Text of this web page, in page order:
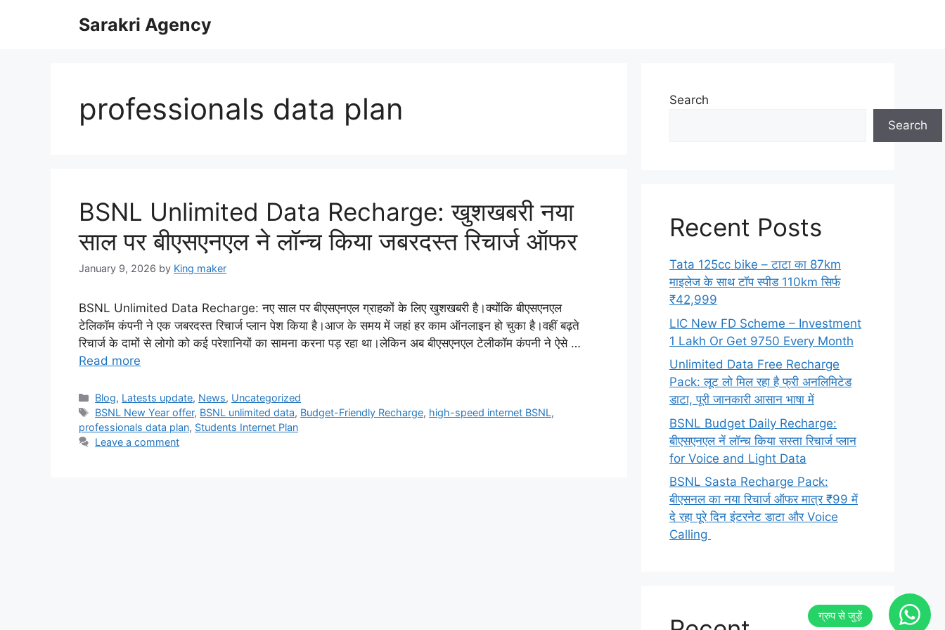
Sarakri Agency
professionals data plan
BSNL Unlimited Data Recharge: खुशखबरी नया
साल पर बीएसएनएल ने लॉन्च किया जबरदस्त रिचार्ज ऑफर
January 9, 2026 by King maker
BSNL Unlimited Data Recharge: नए साल पर बीएसएनएल ग्राहकों के लिए खुशखबरी है।क्योंकि बीएसएनएल
टेलिकॉम कंपनी ने एक जबरदस्त रिचार्ज प्लान पेश किया है।आज के समय में जहां हर काम ऑनलाइन हो चुका है।वहीं बढ़ते
रिचार्ज के दामों से लोगो को कई परेशानियों का सामना करना पड़ रहा था।लेकिन अब बीएसएनएल टेलीकॉम कंपनी ने ऐसे …
Read more
Categories
Blog, Latests update, News, Uncategorized
Tags
BSNL New Year offer, BSNL unlimited data, Budget-Friendly Recharge, high-speed internet BSNL,
professionals data plan, Students Internet Plan
Leave a comment
Search
Search
Recent Posts
Tata 125cc bike – टाटा का 87km
माइलेज के साथ टॉप स्पीड 110km सिर्फ
₹42,999
LIC New FD Scheme – Investment
1 Lakh Or Get 9750 Every Month
Unlimited Data Free Recharge
Pack: लूट लो मिल रहा है फ्री अनलिमिटेड
डाटा, पूरी जानकारी आसान भाषा में
BSNL Budget Daily Recharge:
बीएसएनएल नें लॉन्च किया सस्ता रिचार्ज प्लान
for Voice and Light Data
BSNL Sasta Recharge Pack:
बीएसनल का नया रिचार्ज ऑफर मात्र ₹99 में
दे रहा पूरे दिन इंटरनेट डाटा और Voice
Calling